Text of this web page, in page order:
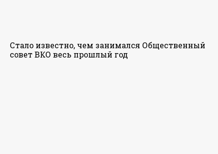
Стало известно, чем занимался Общественный
совет ВКО весь прошлый год